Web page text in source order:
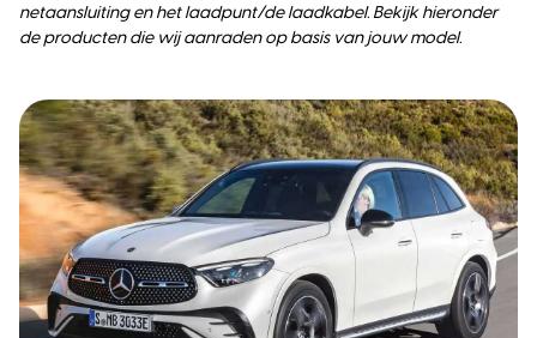
netaansluiting en het laadpunt/de laadkabel. Bekijk hieronder
de producten die wij aanraden op basis van jouw model.